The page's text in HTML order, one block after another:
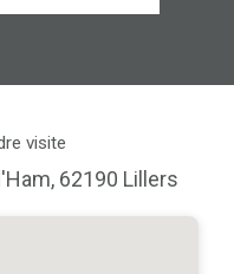
visite
62190 Lillers